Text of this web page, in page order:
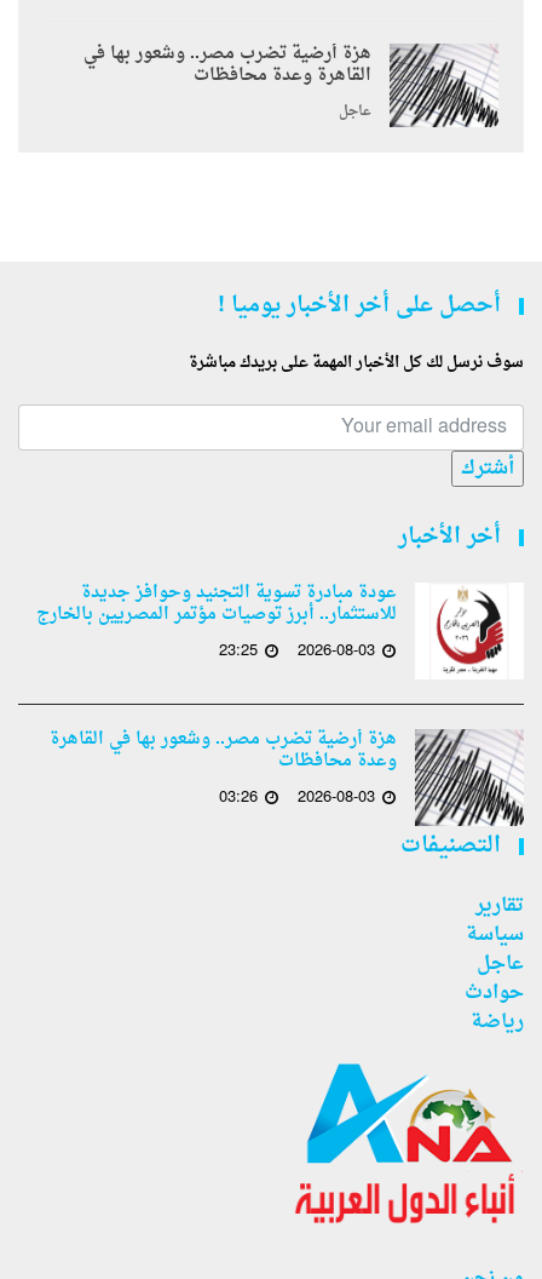
هزة أرضية تضرب مصر.. وشعور بها في
القاهرة وعدة محافظات
عاجل
أحصل على أخر الأخبار يوميا !
سوف نرسل لك كل الأخبار المهمة على بريدك مباشرة
أشترك
أخر الأخبار
عودة مبادرة تسوية التجنيد وحوافز جديدة
للاستثمار.. أبرز توصيات مؤتمر المصريين بالخارج
2026-08-03
23:25
هزة أرضية تضرب مصر.. وشعور بها في القاهرة
وعدة محافظات
2026-08-03
03:26
التصنيفات
تقارير
سياسة
عاجل
حوادث
رياضة